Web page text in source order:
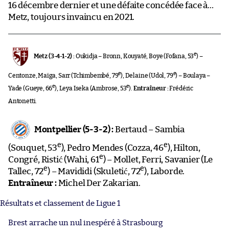
16 décembre dernier et une défaite concédée face à…
Metz, toujours invaincu en 2021.
Metz (3-4-1-2) :Oukidja – Bronn, Kouyaté, Boye (Fofana, 53e) –
Centonze, Maïga, Sarr (Tchimbembé, 79e), Delaine (Udol, 79e) – Boulaya –
Yade (Gueye, 66e), Leya Iseka (Ambrose, 53e). Entraîneur :Frédéric
Antonetti.
Montpellier (5-3-2) :Bertaud – Sambia
(Souquet, 53e), Pedro Mendes (Cozza, 46e), Hilton,
Congré, Ristić (Wahi, 61e) – Mollet, Ferri, Savanier (Le
Tallec, 72e) – Mavididi (Skuletić, 72e), Laborde.
Entraîneur :Michel Der Zakarian.
Résultats et classement de Ligue 1
Brest arrache un nul inespéré à Strasbourg